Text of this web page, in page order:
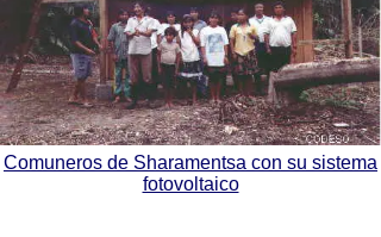
Comuneros de Sharamentsa con su sistema
fotovoltaico